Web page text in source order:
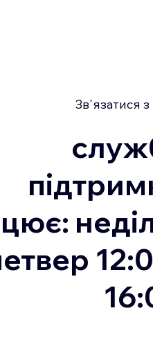
Зв'язатися